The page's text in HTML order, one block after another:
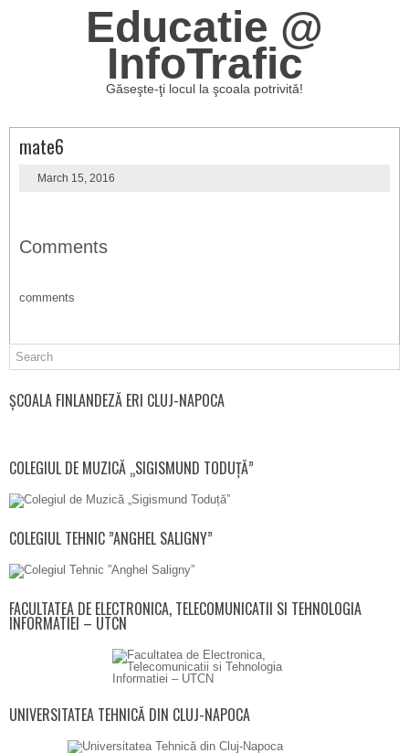
Educatie @
InfoTrafic
Găseşte-ţi locul la şcoala potrivită!
mate6
March 15, 2016
Comments
comments
ȘCOALA FINLANDEZĂ ERI CLUJ-NAPOCA
COLEGIUL DE MUZICĂ „SIGISMUND TODUȚĂ”
COLEGIUL TEHNIC ”ANGHEL SALIGNY”
FACULTATEA DE ELECTRONICA, TELECOMUNICATII SI TEHNOLOGIA
INFORMATIEI – UTCN
UNIVERSITATEA TEHNICĂ DIN CLUJ-NAPOCA